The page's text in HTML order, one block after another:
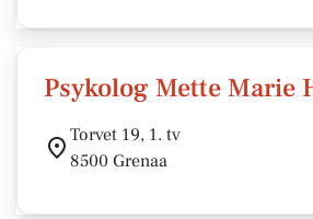
Psykolog Mette Marie
Torvet 19, 1. tv
8500 Grenaa